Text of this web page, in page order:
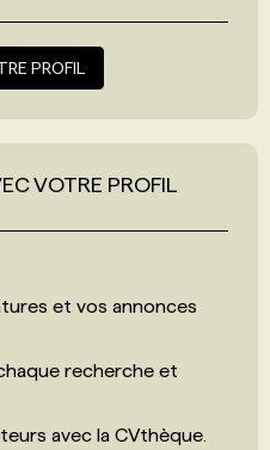
PROFIL
VOTRE PROFIL
et vos annonces
recherche et
avec la CVthèque